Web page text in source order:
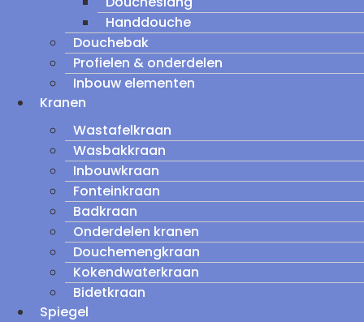
Handdouche
Douchebak
Profielen & onderdelen
Inbouw elementen
Kranen
Wastafelkraan
Wasbakkraan
Inbouwkraan
Fonteinkraan
Badkraan
Onderdelen kranen
Douchemengkraan
Kokendwaterkraan
Bidetkraan
Spiegel